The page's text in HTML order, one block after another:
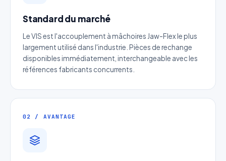
Standard du marché
Le VIS est l'accouplement à mâchoires Jaw-Flex le plus
largement utilisé dans l'industrie. Pièces de rechange
disponibles immédiatement, interchangeable avec les
références fabricants concurrents.
02 / AVANTAGE
Devis Écrous et Vis Trapézoidales